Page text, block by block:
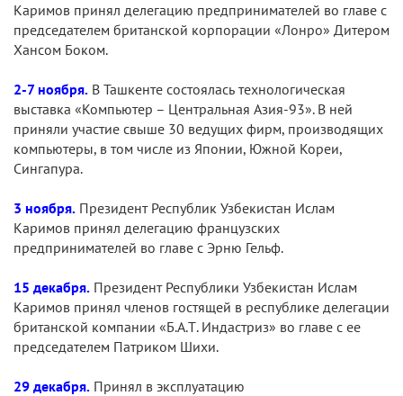
Каримов принял делегацию предпринимателей во главе с
председателем британской корпорации «Лонро» Дитером
Хансом Боком.
2-7 ноября. В Ташкенте состоялась технологическая
выставка «Компьютер – Центральная Азия-93». В ней
приняли участие свыше 30 ведущих фирм, производящих
компьютеры, в том числе из Японии, Южной Кореи,
Сингапура.
3 ноября. Президент Республик Узбекистан Ислам
Каримов принял делегацию французских
предпринимателей во главе с Эрню Гельф.
15 декабря. Президент Республики Узбекистан Ислам
Каримов принял членов гостящей в республике делегации
британской компании «Б.А.Т. Индастриз» во главе с ее
председателем Патриком Шихи.
29 декабря. Принял в эксплуатацию